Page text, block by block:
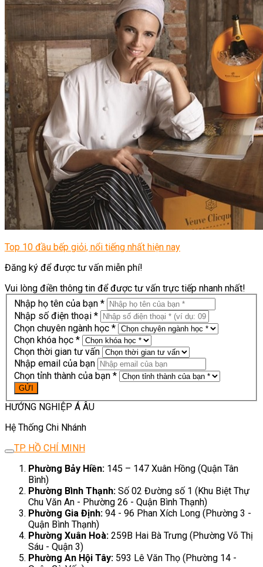
Top 10 đầu bếp giỏi, nổi tiếng nhất hiện nay
Đăng ký để được tư vấn miễn phí!
Vui lòng điền thông tin để được tư vấn trực tiếp nhanh nhất!
Nhập họ tên của bạn *
Nhập số điện thoại *
Chọn chuyên ngành học *
Chọn khóa học *
Chọn thời gian tư vấn
Nhập email của bạn
Chọn tỉnh thành của bạn *
HƯỚNG NGHIỆP Á ÂU
Hệ Thống Chi Nhánh
TP. HỒ CHÍ MINH
Phường Bảy Hiền: 145 – 147 Xuân Hồng (Quận Tân
Bình)
Phường Bình Thạnh: Số 02 Đường số 1 (Khu Biệt Thự
Chu Văn An - Phường 26 - Quận Bình Thạnh)
Phường Gia Định: 94 - 96 Phan Xích Long (Phường 3 -
Quận Bình Thạnh)
Phường Xuân Hoà: 259B Hai Bà Trưng (Phường Võ Thị
Sáu - Quận 3)
Phường An Hội Tây: 593 Lê Văn Thọ (Phường 14 -